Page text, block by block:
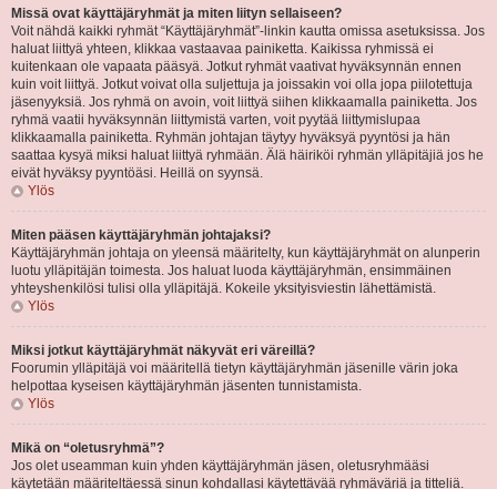
Missä ovat käyttäjäryhmät ja miten liityn sellaiseen?
Voit nähdä kaikki ryhmät “Käyttäjäryhmät”-linkin kautta omissa asetuksissa. Jos
haluat liittyä yhteen, klikkaa vastaavaa painiketta. Kaikissa ryhmissä ei
kuitenkaan ole vapaata pääsyä. Jotkut ryhmät vaativat hyväksynnän ennen
kuin voit liittyä. Jotkut voivat olla suljettuja ja joissakin voi olla jopa piilotettuja
jäsenyyksiä. Jos ryhmä on avoin, voit liittyä siihen klikkaamalla painiketta. Jos
ryhmä vaatii hyväksynnän liittymistä varten, voit pyytää liittymislupaa
klikkaamalla painiketta. Ryhmän johtajan täytyy hyväksyä pyyntösi ja hän
saattaa kysyä miksi haluat liittyä ryhmään. Älä häiriköi ryhmän ylläpitäjiä jos he
eivät hyväksy pyyntöäsi. Heillä on syynsä.
Ylös
Miten pääsen käyttäjäryhmän johtajaksi?
Käyttäjäryhmän johtaja on yleensä määritelty, kun käyttäjäryhmät on alunperin
luotu ylläpitäjän toimesta. Jos haluat luoda käyttäjäryhmän, ensimmäinen
yhteyshenkilösi tulisi olla ylläpitäjä. Kokeile yksityisviestin lähettämistä.
Ylös
Miksi jotkut käyttäjäryhmät näkyvät eri väreillä?
Foorumin ylläpitäjä voi määritellä tietyn käyttäjäryhmän jäsenille värin joka
helpottaa kyseisen käyttäjäryhmän jäsenten tunnistamista.
Ylös
Mikä on “oletusryhmä”?
Jos olet useamman kuin yhden käyttäjäryhmän jäsen, oletusryhmääsi
käytetään määriteltäessä sinun kohdallasi käytettävää ryhmäväriä ja titteliä.